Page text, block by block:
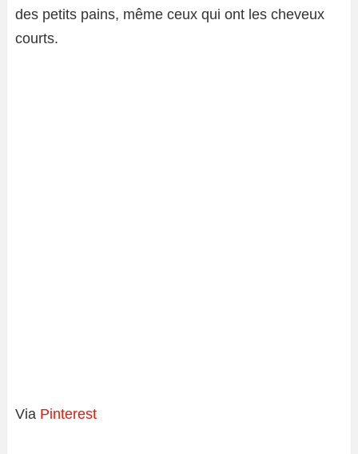
des petits pains, même ceux qui ont les cheveux
courts.
Via Pinterest